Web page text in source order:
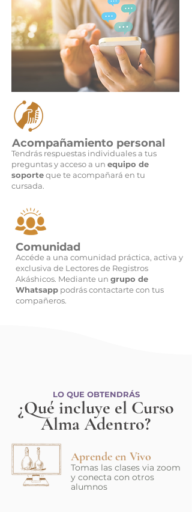
Acompañamiento personal
Tendrás respuestas individuales a tus
preguntas y acceso a un equipo de
soporteque te acompañará en tu
cursada.
Comunidad
Accéde a una comunidad práctica, activa y
exclusiva de Lectores de Registros
Akáshicos. Mediante un grupo de
Whatsapp podrás contactarte con tus
compañeros.
LO QUE OBTENDRÁS
¿Qué incluye el Curso
Alma Adentro?
Aprende en Vivo
Tomas las clases via zoom
y conecta con otros
alumnos